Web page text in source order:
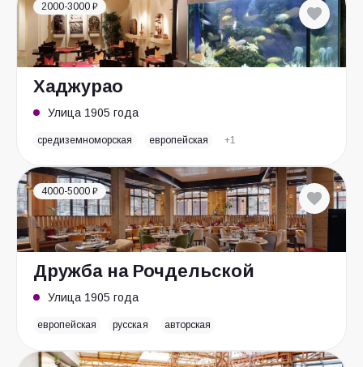
2000-3000 ₽
Хаджурао
Улица 1905 года
средиземноморская европейская +1
4000-5000 ₽
Дружба на Рочдельской
Улица 1905 года
европейская русская авторская